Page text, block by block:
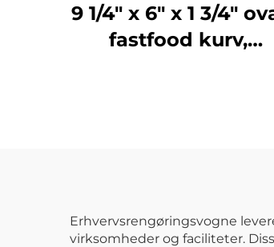
9 1/4" x 6" x 1 3/4"
fastfood kurv,
Erhvervsrengøringsvogne
virksomheder og faciliteter.